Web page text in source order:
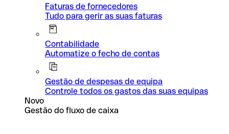
Faturas de fornecedores
Tudo para gerir as suas faturas
Contabilidade
Automatize o fecho de contas
Gestão de despesas de equipa
Controle todos os gastos das suas equipas
Novo
Gestão do fluxo de caixa